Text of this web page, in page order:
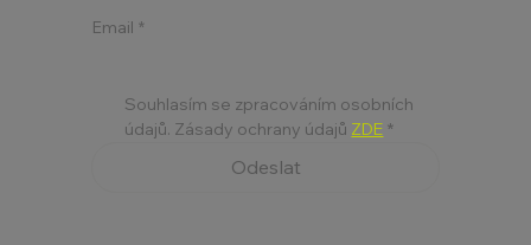
Email *
Souhlasím se zpracováním osobních
údajů. Zásady ochrany údajů ZDE *
Odeslat